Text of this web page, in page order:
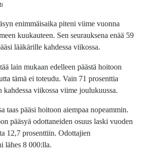
enimmäisaika piteni viime vuonna
kuukauteen. Sen seurauksena enää 59
lääkärille kahdessa viikossa.
lain mukaan edelleen päästä hoitoon
tämä ei toteudu. Vain 71 prosenttia
kahdessa viikossa viime joulukuussa.
taas pääsi hoitoon aiempaa nopeammin.
pääsyä odottaneiden osuus laski vuoden
12,7 prosenttiin. Odottajien
lähes 8 000:lla.